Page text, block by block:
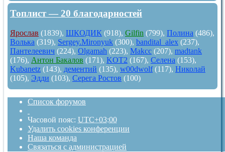
Топлист — 20 благодарностей
Ярослав (1839), ШКОДИК (918), Gilfin (799), Полина (486),
Волька (319), Sergey.Mironyuk (300), bandital_alex (237),
Пантелеевич (224), Olgamah (223), Makcc (207), madtank
(176), Антон Бакалов (171), KOT2 (167), Селена (153),
Kubanetz (143), дементий (135), w00dwolf(117), Николай
(105), Эдди (103), Серега Ростов (100)
Список форумов
Часовой пояс: UTC+03:00
Удалить cookies конференции
Наша команда
Связаться с администрацией